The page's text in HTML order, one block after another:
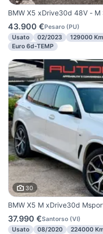
BMW X5 xDrive30d 48V - M
43.900 €Pesaro (PU)
Usato
02/2023 129000 Km
Euro 6d-TEMP
30
BMW X5 M xDrive30d
37.990 €Santorso (VI)
Usato
08/2020 224000